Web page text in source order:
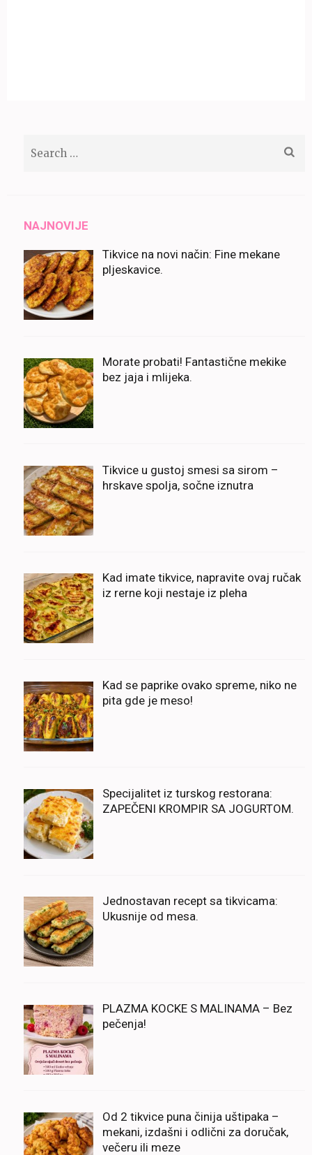
NAJNOVIJE
Tikvice na novi način: Fine mekane
pljeskavice.
Morate probati! Fantastične mekike
bez jaja i mlijeka.
Tikvice u gustoj smesi sa sirom –
hrskave spolja, sočne iznutra
Kad imate tikvice, napravite ovaj ručak
iz rerne koji nestaje iz pleha
Kad se paprike ovako spreme, niko ne
pita gde je meso!
Specijalitet iz turskog restorana:
ZAPEČENI KROMPIR SA JOGURTOM.
Jednostavan recept sa tikvicama:
Ukusnije od mesa.
PLAZMA KOCKE S MALINAMA – Bez
pečenja!
Od 2 tikvice puna činija uštipaka –
mekani, izdašni i odlični za doručak,
večeru ili meze